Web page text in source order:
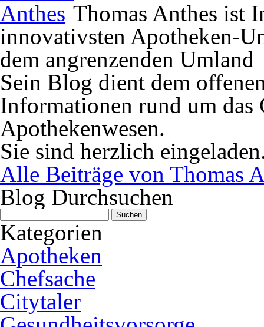
Thomas Anthes ist
innovativsten Apotheken-
dem angrenzenden Umland
Sein Blog dient dem
Informationen rund um das
Apothekenwesen.
Sie sind herzlich
Alle Beiträge von Thomas
Blog Durchsuchen
Suchen
nach:
Kategorien
Apotheken
Chefsache
Citytaler